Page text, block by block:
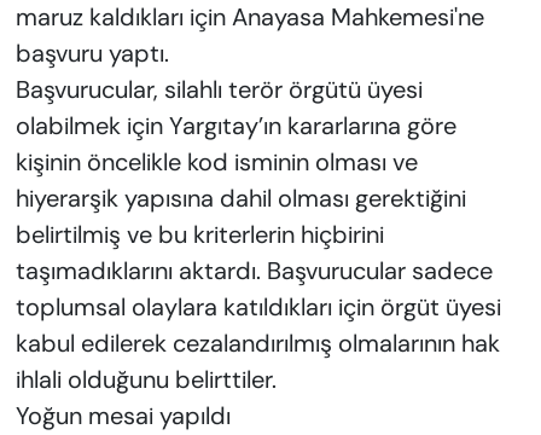
maruz kaldıkları için Anayasa Mahkemesi'ne
başvuru yaptı.
Başvurucular, silahlı terör örgütü üyesi
olabilmek için Yargıtay’ın kararlarına göre
kişinin öncelikle kod isminin olması ve
hiyerarşik yapısına dahil olması gerektiğini
belirtilmiş ve bu kriterlerin hiçbirini
taşımadıklarını aktardı. Başvurucular sadece
toplumsal olaylara katıldıkları için örgüt üyesi
kabul edilerek cezalandırılmış olmalarının hak
ihlali olduğunu belirttiler.
Yoğun mesai yapıldı